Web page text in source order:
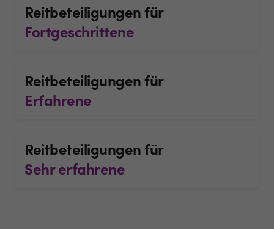
Reitbeteiligungen für
Fortgeschrittene
Reitbeteiligungen für
Erfahrene
Reitbeteiligungen für
Sehr erfahrene